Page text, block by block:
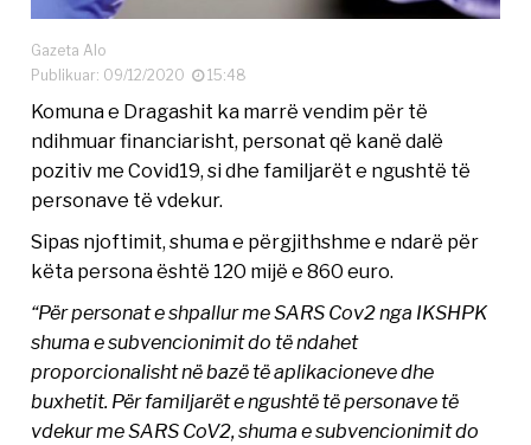
Gazeta Alo
Publikuar: 09/12/2020
15:48
Komuna e Dragashit ka marrë vendim për të
ndihmuar financiarisht, personat që kanë dalë
pozitiv me Covid19, si dhe familjarët e ngushtë të
personave të vdekur.
Sipas njoftimit, shuma e përgjithshme e ndarë për
këta persona është 120 mijë e 860 euro.
“Për personat e shpallur me SARS Cov2 nga IKSHPK
shuma e subvencionimit do të ndahet
proporcionalisht në bazë të aplikacioneve dhe
buxhetit. Për familjarët e ngushtë të personave të
vdekur me SARS CoV2, shuma e subvencionimit do